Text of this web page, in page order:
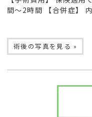
間〜2時間 【合併症】
術後の写真を見る »